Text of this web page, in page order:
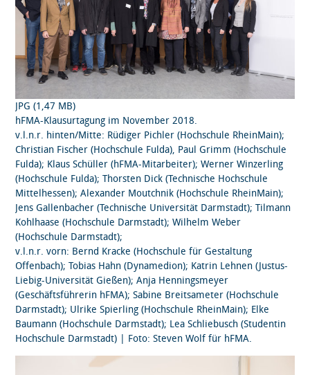
JPG (1,47 MB)
hFMA-Klausurtagung im November 2018.
v.l.n.r. hinten/Mitte: Rüdiger Pichler (Hochschule RheinMain);
Christian Fischer (Hochschule Fulda), Paul Grimm (Hochschule
Fulda); Klaus Schüller (hFMA-Mitarbeiter); Werner Winzerling
(Hochschule Fulda); Thorsten Dick (Technische Hochschule
Mittelhessen); Alexander Moutchnik (Hochschule RheinMain);
Jens Gallenbacher (Technische Universität Darmstadt); Tilmann
Kohlhaase (Hochschule Darmstadt); Wilhelm Weber
(Hochschule Darmstadt);
v.l.n.r. vorn: Bernd Kracke (Hochschule für Gestaltung
Offenbach); Tobias Hahn (Dynamedion); Katrin Lehnen (Justus-
Liebig-Universität Gießen); Anja Henningsmeyer
(Geschäftsführerin hFMA); Sabine Breitsameter (Hochschule
Darmstadt); Ulrike Spierling (Hochschule RheinMain); Elke
Baumann (Hochschule Darmstadt); Lea Schliebusch (Studentin
Hochschule Darmstadt) | Foto: Steven Wolf für hFMA.